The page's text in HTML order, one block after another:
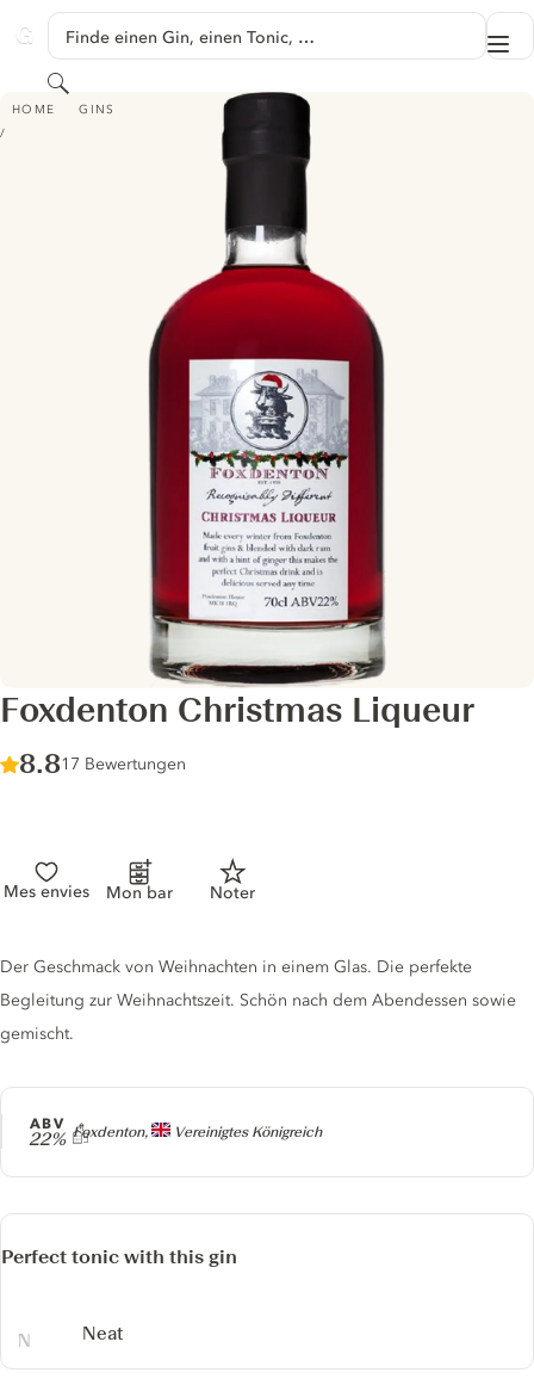
GINVENTORY
Finde einen Gin, einen Tonic, …
Suchen
HOME GINS
FOXDENTON CHRISTMAS LIQUEUR
Foxdenton Christmas Liqueur
Score :
8.8/ 10
17 Bewertungen
Mes envies Mon bar Noter
Producer
Foxdenton, Vereinigtes Königreich
ABV
22%
Gin description
Der Geschmack von Weihnachten in einem Glas. Die perfekte
Begleitung zur Weihnachtszeit. Schön nach dem Abendessen sowie
gemischt.
Perfect tonic with this gin
Neat